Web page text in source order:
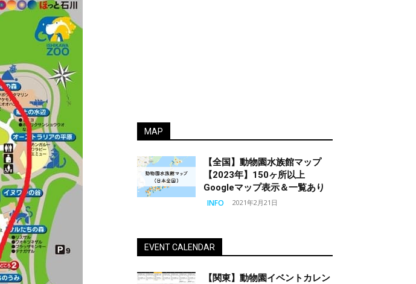
MAP
【全国】動物園水族館マップ
【2023年】150ヶ所以上
Googleマップ表示＆一覧あり
INFO 2021年2月21日
EVENT CALENDAR
【関東】動物園イベントカレン